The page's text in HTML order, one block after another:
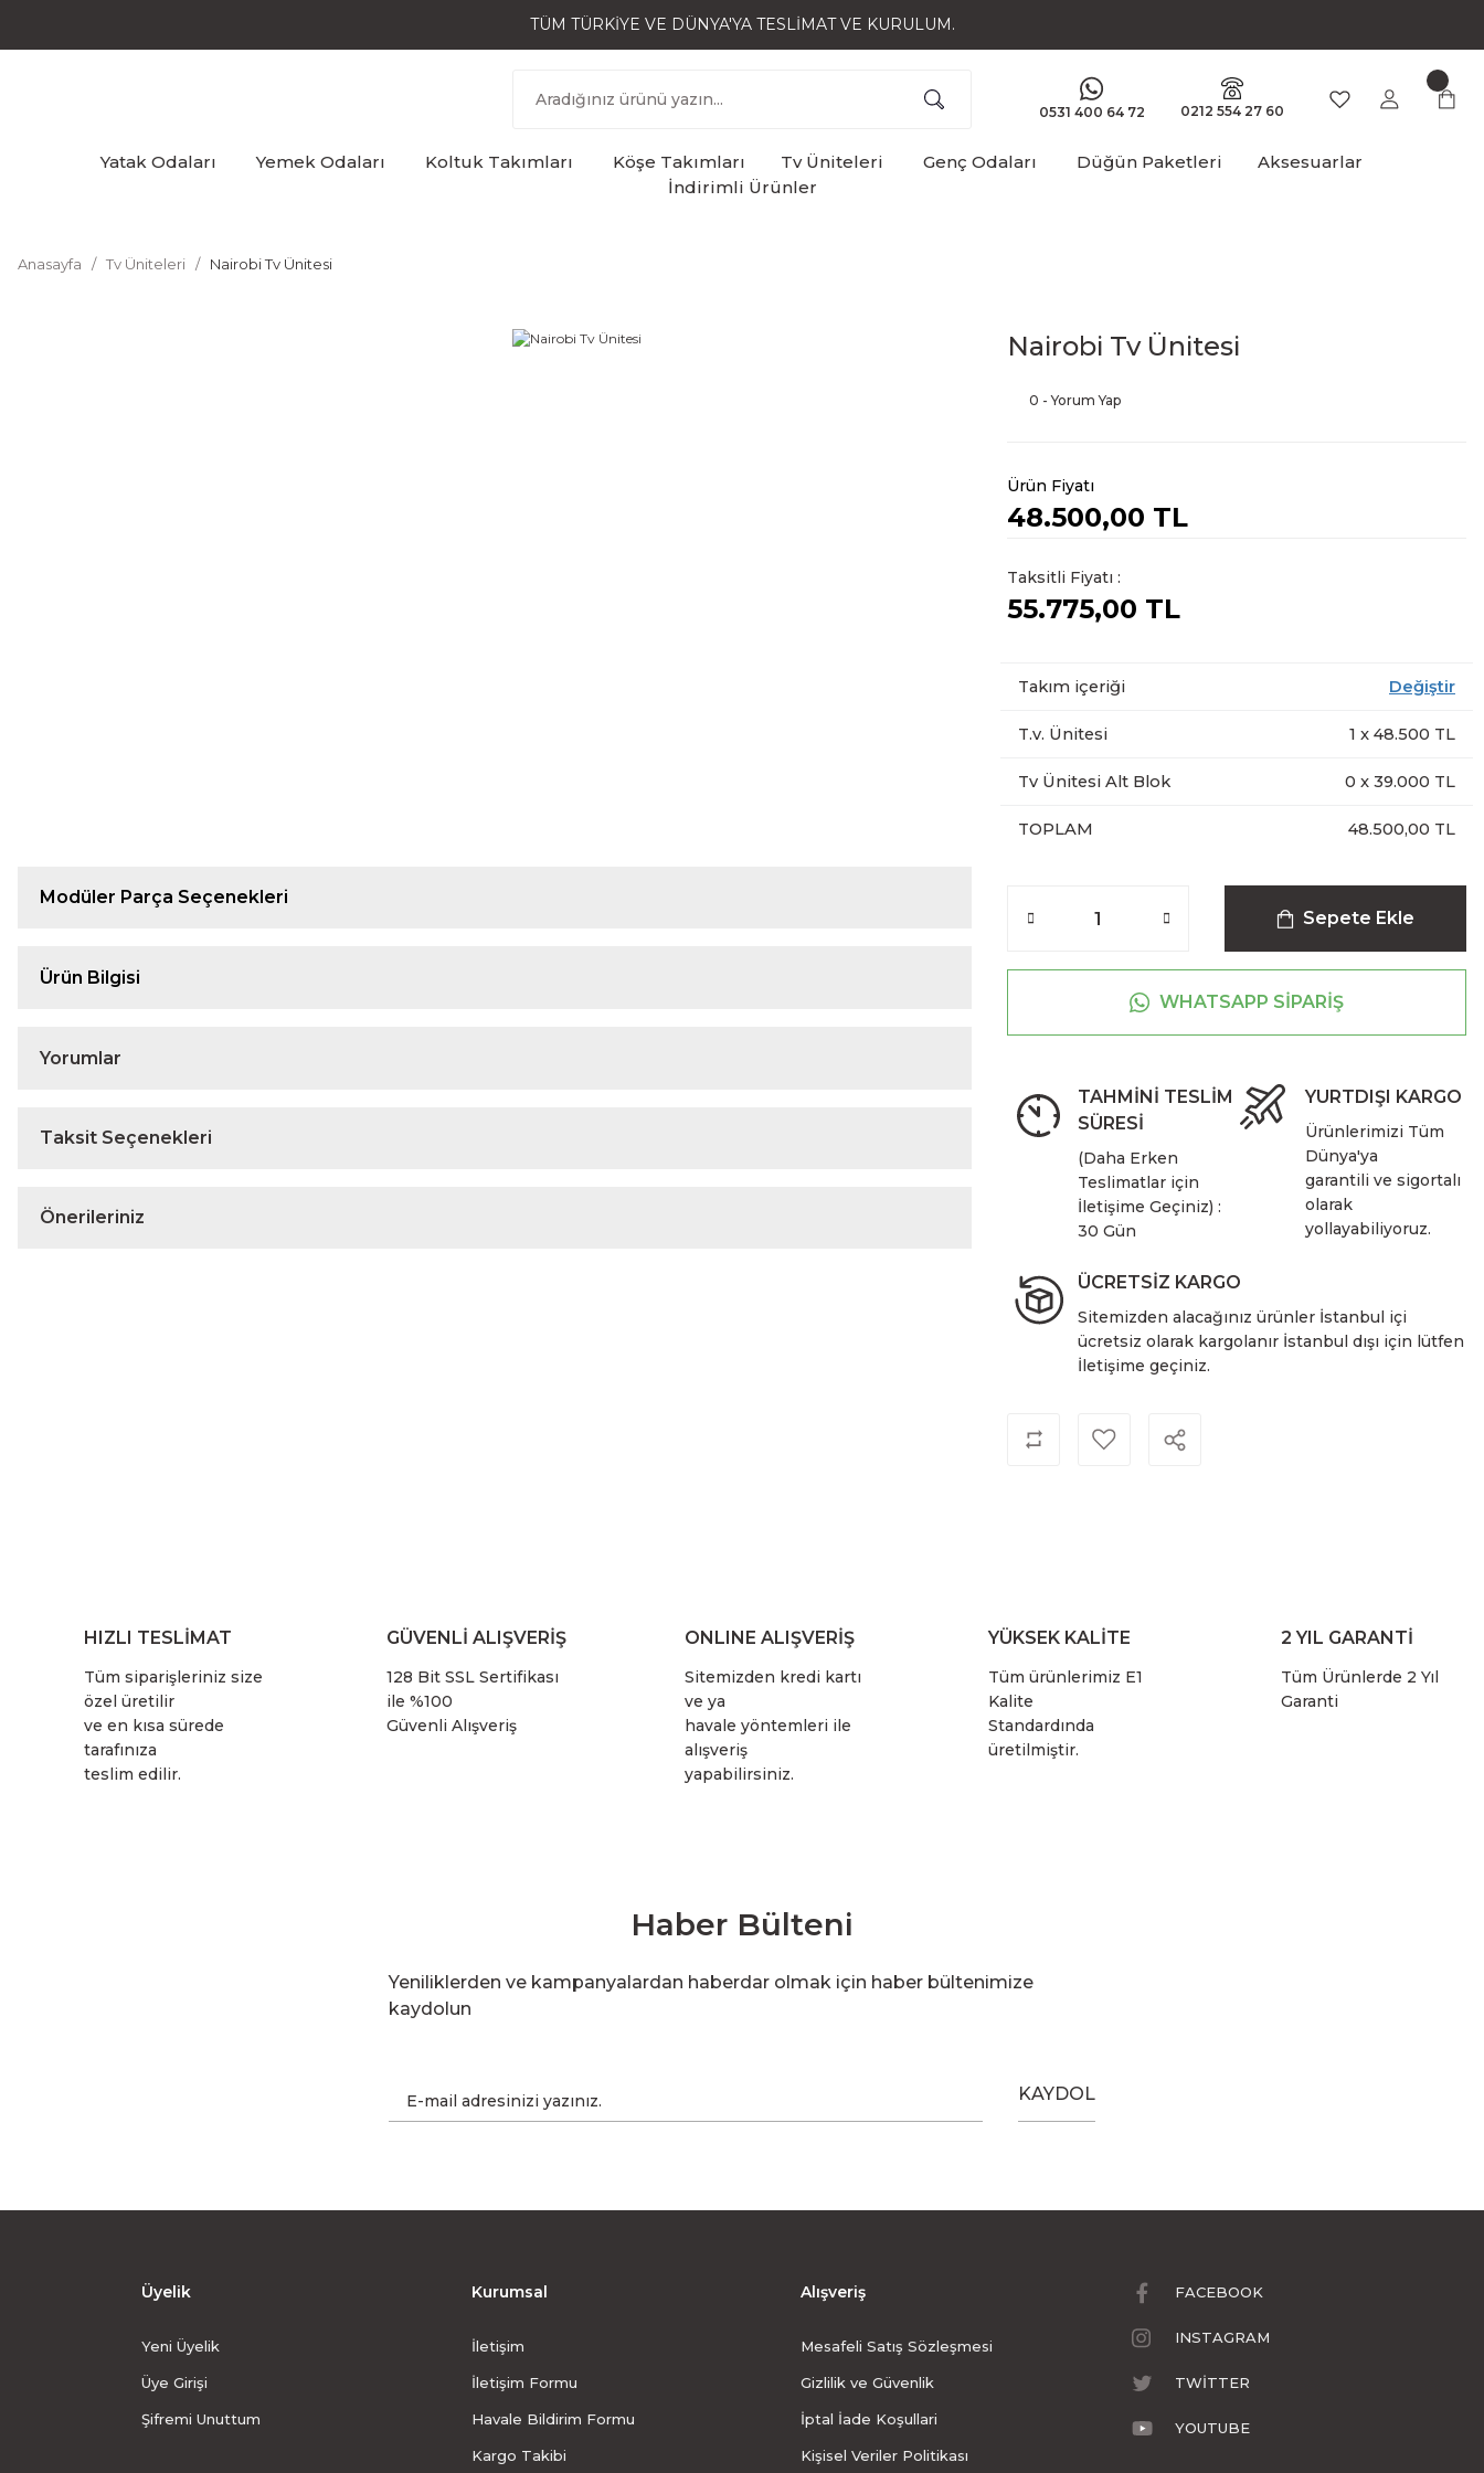
TÜM TÜRKİYE VE DÜNYA'YA TESLİMAT VE KURULUM.
0531 400 64 72 0212 554 27 60
Yatak Odaları Yemek Odaları Koltuk Takımları Köşe Takımları Tv Üniteleri Genç Odaları Düğün Paketleri
Aksesuarlar
İndirimli Ürünler
Anasayfa Tv Üniteleri Nairobi Tv Ünitesi
Modüler Parça Seçenekleri
Ürün Bilgisi
Yorumlar
Taksit Seçenekleri
Önerileriniz
Nairobi Tv Ünitesi
0 - Yorum Yap
Ürün Fiyatı
48.500,00 TL
Taksitli Fiyatı :
55.775,00 TL
Takım içeriği Değiştir
T.v. Ünitesi 1 x 48.500 TL
Tv Ünitesi Alt Blok 0 x 39.000 TL
TOPLAM 48.500,00 TL
Sepete Ekle
WHATSAPP SİPARİŞ
TAHMİNİ TESLİM
SÜRESİ
(Daha Erken
Teslimatlar için
İletişime Geçiniz) :
30 Gün
YURTDIŞI KARGO
Ürünlerimizi Tüm
Dünya'ya
garantili ve sigortalı
olarak
yollayabiliyoruz.
ÜCRETSİZ KARGO
Sitemizden alacağınız ürünler İstanbul içi
ücretsiz olarak kargolanır İstanbul dışı için lütfen
İletişime geçiniz.
HIZLI TESLİMAT
Tüm siparişleriniz size
özel üretilir
ve en kısa sürede
tarafınıza
teslim edilir.
GÜVENLİ ALIŞVERİŞ
128 Bit SSL Sertifikası
ile %100
Güvenli Alışveriş
ONLINE ALIŞVERİŞ
Sitemizden kredi kartı
ve ya
havale yöntemleri ile
alışveriş
yapabilirsiniz.
YÜKSEK KALİTE
Tüm ürünlerimiz E1
Kalite
Standardında
üretilmiştir.
2 YIL GARANTİ
Tüm Ürünlerde 2 Yıl
Garanti
Haber Bülteni
Yeniliklerden ve kampanyalardan haberdar olmak için haber bültenimize
kaydolun
KAYDOL
Üyelik
Yeni Üyelik
Üye Girişi
Şifremi Unuttum
Kurumsal
İletişim
İletişim Formu
Havale Bildirim Formu
Kargo Takibi
Alışveriş
Mesafeli Satış Sözleşmesi
Gizlilik ve Güvenlik
İptal İade Koşullari
Kişisel Veriler Politikası
FACEBOOK
INSTAGRAM
TWİTTER
YOUTUBE